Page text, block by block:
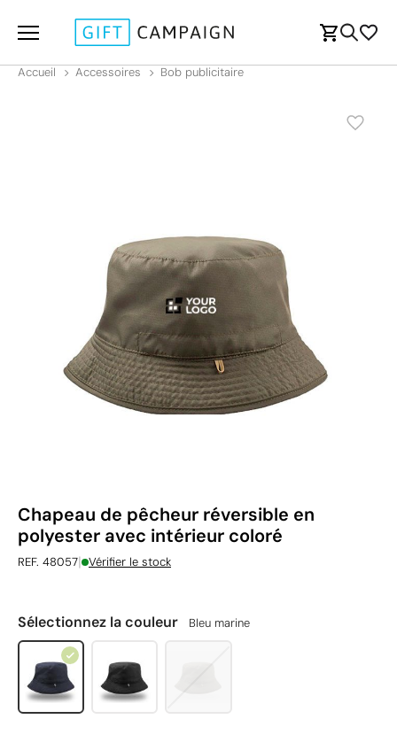
Accueil Accessoires Bob publicitaire
Chapeau de pêcheur réversible en
polyester avec intérieur coloré
REF. 48057| Vérifier le stock
Sélectionnez la couleur Bleu marine